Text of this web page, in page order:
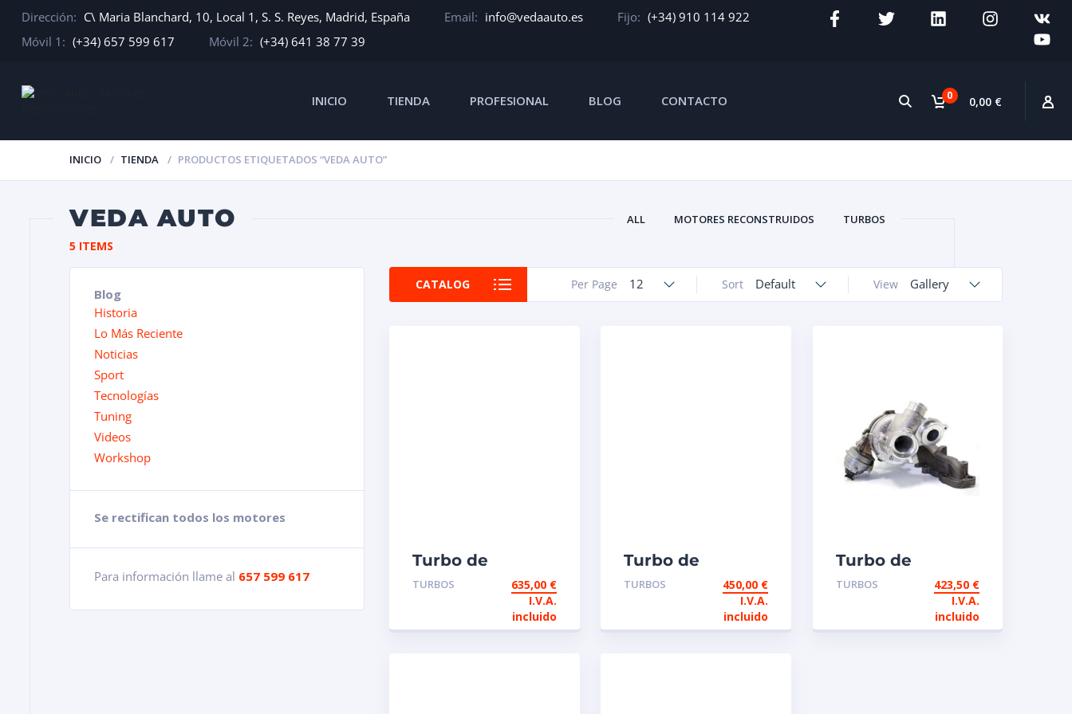
Dirección: C\ Maria Blanchard, 10, Local 1, S. S. Reyes, Madrid, España Email: info@vedaauto.es Fijo: (+34) 910 114 922
Móvil 1: (+34) 657 599 617 Móvil 2: (+34) 641 38 77 39
0 0,00 €
INICIO TIENDA PROFESIONAL BLOG CONTACTO
INICIO TIENDA PRODUCTOS ETIQUETADOS “VEDA AUTO”
VEDA AUTO ALL MOTORES RECONSTRUIDOS TURBOS
5 ITEMS
Blog
Historia
Lo Más Reciente
Noticias
Sport
Tecnologías
Tuning
Videos
Workshop
Se rectifican todos los motores
Para información llame al 657 599 617
CATALOG View Gallery
Sort Default
Per Page 12
Turbo de
intercambio
Garret 466196
TURBOS 635,00 €
I.V.A.
incluido
Turbo de
intercambio
Garrett 452047
2,7 TD 101/125 CV
TURBOS 450,00 €
I.V.A.
incluido
Turbo de
intercambio
Garrett 813860
1.6 TDI 90 / 105 /
110 CV
TURBOS 423,50 €
I.V.A.
incluido